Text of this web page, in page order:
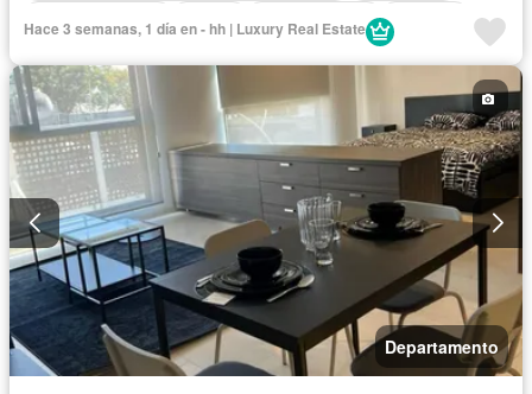
Cocina integral
Vista panorámica
Seguridad
Agua
Hace 3 semanas, 1 día en - hh | Luxury Real Estate
Departamento